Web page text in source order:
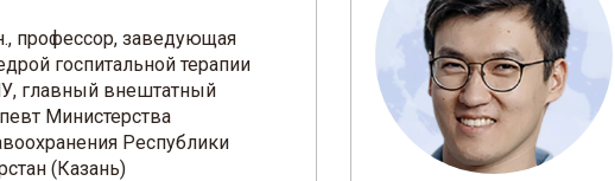
профессор, заведующая
госпитальной терапии
главный внештатный
Министерства
Республики
(Казань)